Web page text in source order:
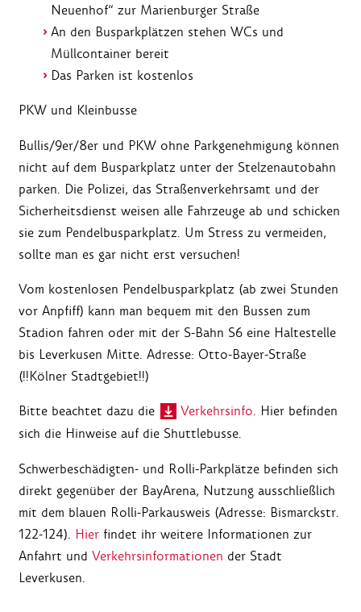
Neuenhof“ zur Marienburger Straße
An den Busparkplätzen stehen WCs und
Müllcontainer bereit
Das Parken ist kostenlos
PKW und Kleinbusse
Bullis/9er/8er und PKW ohne Parkgenehmigung können
nicht auf dem Busparkplatz unter der Stelzenautobahn
parken. Die Polizei, das Straßenverkehrsamt und der
Sicherheitsdienst weisen alle Fahrzeuge ab und schicken
sie zum Pendelbusparkplatz. Um Stress zu vermeiden,
sollte man es gar nicht erst versuchen!
Vom kostenlosen Pendelbusparkplatz (ab zwei Stunden
vor Anpfiff) kann man bequem mit den Bussen zum
Stadion fahren oder mit der S-Bahn S6 eine Haltestelle
bis Leverkusen Mitte. Adresse: Otto-Bayer-Straße
(!!Kölner Stadtgebiet!!)
Bitte beachtet dazu die Verkehrsinfo. Hier befinden
sich die Hinweise auf die Shuttlebusse.
Schwerbeschädigten- und Rolli-Parkplätze befinden sich
direkt gegenüber der BayArena, Nutzung ausschließlich
mit dem blauen Rolli-Parkausweis (Adresse: Bismarckstr.
122-124). Hier findet ihr weitere Informationen zur
Anfahrt und Verkehrsinformationen der Stadt
Leverkusen.